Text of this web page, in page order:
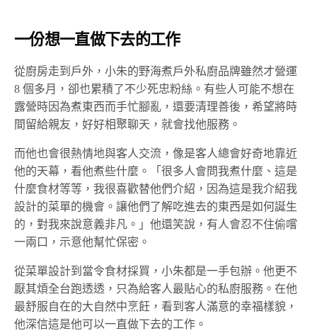
一份想一直做下去的工作
從廚房走到戶外，小朱的野海煮戶外私廚品牌雖然才營運
8 個多月，卻也累積了不少死忠粉絲。有些人可能不想在
露營時因為煮東西而手忙腳亂，還要清理善後，希望將時
間留給親友，好好相聚聊天，就會找他服務。
而他也會很熱情地與客人交流，像是客人總會好奇地靠近
他的天幕，看他煮些什麼。「很多人會問我煮什麼、這是
什麼食材等等，我很喜歡替他們介紹，因為這是我介紹我
設計的菜單的機會。讓他們了解吃進去的東西是如何誕生
的，對我來說意義非凡。」他還笑說，有人會忍不住偷嚐
一兩口，示意他幫忙保密。
從菜單設計到當令食材採買，小朱都是一手包辦。他更不
厭其煩全台跑透透，只為給客人最貼心的私廚服務。在他
最舒服自在的大自然中烹飪，看到客人滿意的幸福樣貌，
他深信這是他可以一直做下去的工作。